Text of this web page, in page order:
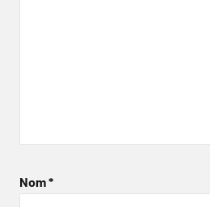
Nom*